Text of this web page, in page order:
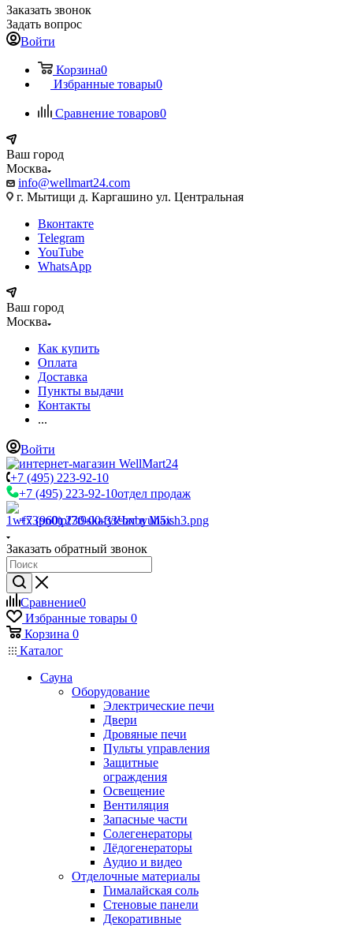
Заказать звонок
Задать вопрос
Войти
Корзина0
Избранные товары0
Сравнение товаров0
Ваш город
Москва
info@wellmart24.com
г. Мытищи д. Каргашино ул. Центральная
Вконтакте
Telegram
YouTube
WhatsApp
Ваш город
Москва
Как купить
Оплата
Доставка
Пункты выдачи
Контакты
...
Войти
+7 (495) 223-92-10
+7 (495) 223-92-10отдел продаж
+7 (960) 230-00-33Чат в Max
Заказать обратный звонок
Сравнение0
Избранные товары 0
Корзина 0
Каталог
Сауна
Оборудование
Электрические печи
Двери
Дровяные печи
Пульты управления
Защитные
ограждения
Освещение
Вентиляция
Запасные части
Солегенераторы
Лёдогенераторы
Аудио и видео
Отделочные материалы
Гималайская соль
Стеновые панели
Декоративные